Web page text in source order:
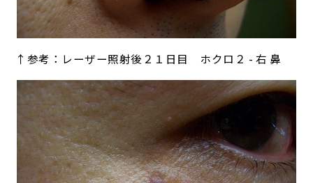
↑参考：レーザー照射後２１日目 ホクロ２ - 右 鼻